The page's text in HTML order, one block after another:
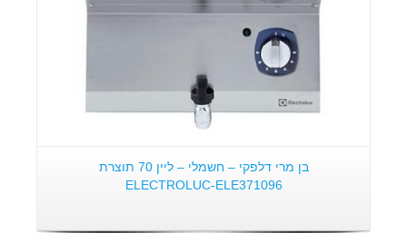
בן מרי דלפקי – חשמלי – ליין 70 תוצרת
ELECTROLUC-ELE371096